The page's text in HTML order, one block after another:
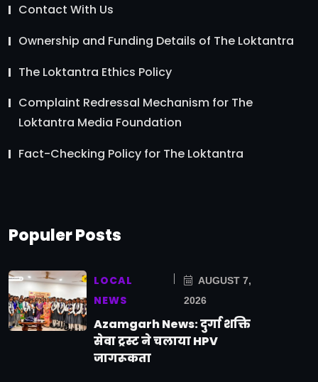
Contact With Us
Ownership and Funding Details of The Loktantra
The Loktantra Ethics Policy
Complaint Redressal Mechanism for The
Loktantra Media Foundation
Fact-Checking Policy for The Loktantra
Populer Posts
LOCAL
NEWS
AUGUST 7,
2026
Azamgarh News: दुर्गा शक्ति
सेवा ट्रस्ट ने चलाया HPV
जागरूकता